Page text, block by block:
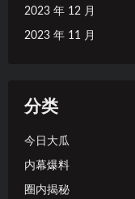
2023 年 12 月
2023 年 11 月
分类
今日大瓜
内幕爆料
圈内揭秘